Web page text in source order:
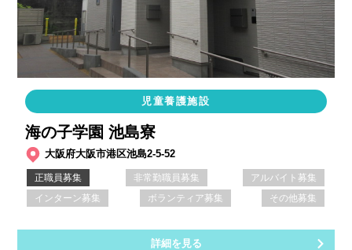
児童養護施設
海の子学園 池島寮
大阪府大阪市港区池島2-5-52
正職員募集 非常勤職員募集
アルバイト募集
インターン募集
ボランティア募集 その他募集
詳細を見る